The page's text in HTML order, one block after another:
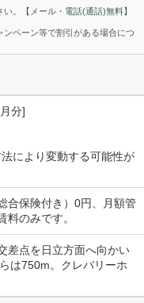
。【メール・電話(通話)無料】
ペーン等で割引がある場合につ
分]
により変動する可能性が
合保険付き）0円、月額管
料のみです。
差点を日立方面へ向かい
は750m。クレバリーホ